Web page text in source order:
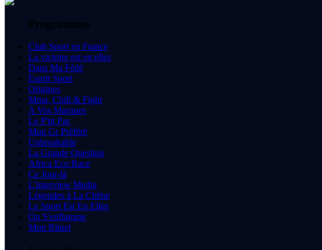
Programmes
Club Sport en France
La victoire est en elles
Dans Ma Fédé
Esprit Sport
Origines
Mma, Chill & Fight
A Vos Marques
Le P'tit Pac
Mon Gr Préféré
Unbreakable
La Grande Question
Africa Eco Race
Ce Jour-là
L'interview Media
Légendes à La Chêne
Le Sport Est En Elles
On S'enflamme
Mon Rituel